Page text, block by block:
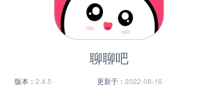
聊聊吧
版本： 2.4.5 更新于： 2022-08-16